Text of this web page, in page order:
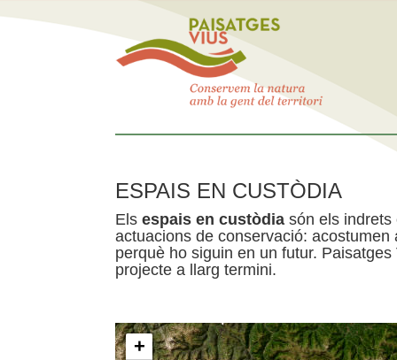
ESPAIS EN CUSTÒDIA
Els espais en custòdia són els indrets
actuacions de conservació:
perquè ho siguin en un futur.
projecte a llarg termini.
+